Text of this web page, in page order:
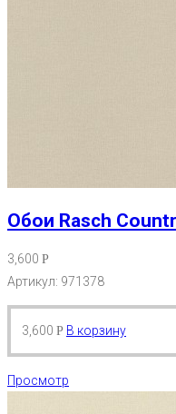
Обои Rasch
3,600 Р
Артикул: 971378
3,600 Р В корзину
Просмотр